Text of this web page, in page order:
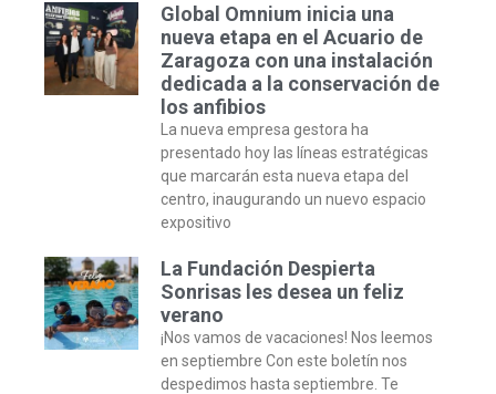
Global Omnium inicia una
nueva etapa en el Acuario de
Zaragoza con una instalación
dedicada a la conservación de
los anfibios
La nueva empresa gestora ha
presentado hoy las líneas estratégicas
que marcarán esta nueva etapa del
centro, inaugurando un nuevo espacio
expositivo
La Fundación Despierta
Sonrisas les desea un feliz
verano
¡Nos vamos de vacaciones! Nos leemos
en septiembre Con este boletín nos
despedimos hasta septiembre. Te